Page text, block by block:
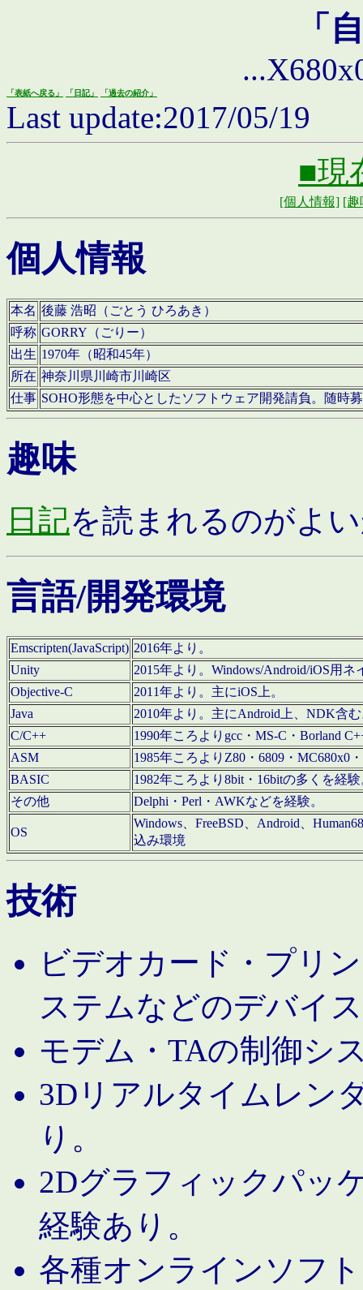
「
「表紙へ戻る」 「日記」 「過去の紹介」
Last update:2017/05/19
■現
[個人情報] [趣
個人情報
本名 後藤 浩昭（ごとう ひろあき）
呼称 GORRY（ごりー）
出生 1970年（昭和45年）
所在 神奈川県川崎市川崎区
仕事 SOHO形態を中心としたソフトウェア開発請負。随時
趣味
日記を読まれるのがよ
言語/開発環境
Emscripten(JavaScript) 2016年より。
Unity
2015年より。Windows/Android/iOS用
Objective-C
2011年より。主にiOS上。
Java
2010年より。主にAndroid上、NDK含
C/C++
1990年ころよりgcc・MS-C・Borland
ASM
1985年ころよりZ80・6809・MC680x0
BASIC
1982年ころより8bit・16bitの多くを経
その他
Delphi・Perl・AWKなどを経験。
OS
Windows、FreeBSD、Android、
込み環境
技術
ビデオカード・プリ
ステムなどのデバイ
モデム・TAの制御シ
3Dリアルタイムレン
り。
2Dグラフィックパッ
経験あり。
各種オンラインソフ